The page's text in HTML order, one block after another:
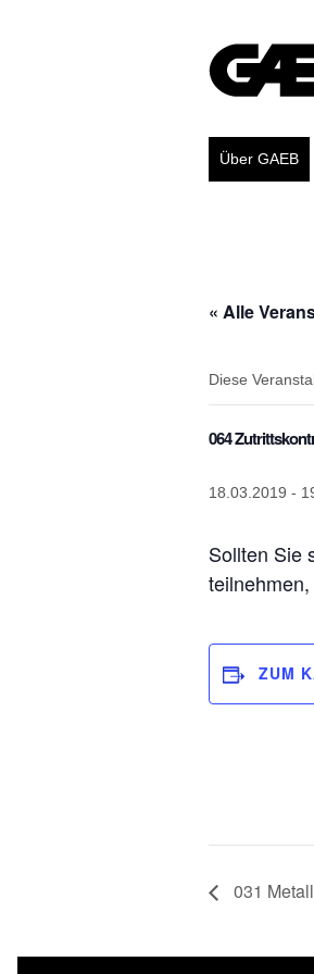
Über GAEB
« Alle
Diese
064
18.03.2019 -
Sollten Sie
ZUM
031